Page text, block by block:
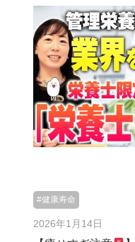
#健康寿命
2026年1月14日